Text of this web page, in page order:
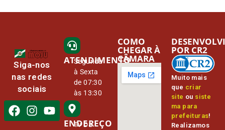
Siga-nos
nas redes
sociais
ATENDIMENTO
Segunda
à Sexta
de 07:30
às 13:30
ENDEREÇO
Tv Da
COMO
CHEGAR À
CÂMARA
Muito mais
que criar
site ou siste
ma para
prefeituras!
Realizamos
POR CR2